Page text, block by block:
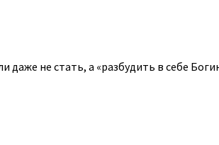
не стать, а «разбудить в себе